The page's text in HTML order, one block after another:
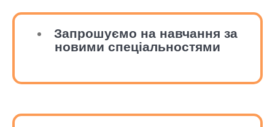
Запрошуємо на навчання за
новими спеціальностями